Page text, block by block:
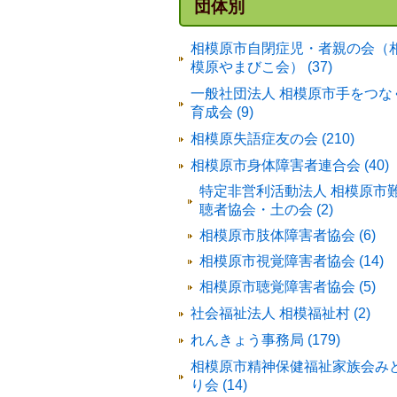
団体別
相模原市自閉症児・者親の会（
模原やまびこ会） (37)
一般社団法人 相模原市手をつな
育成会 (9)
相模原失語症友の会 (210)
相模原市身体障害者連合会 (40)
特定非営利活動法人 相模原市
聴者協会・土の会 (2)
相模原市肢体障害者協会 (6)
相模原市視覚障害者協会 (14)
相模原市聴覚障害者協会 (5)
社会福祉法人 相模福祉村 (2)
れんきょう事務局 (179)
相模原市精神保健福祉家族会み
り会 (14)